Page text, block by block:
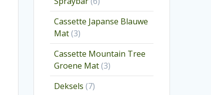
producten
Cassette Japanse Blauwe
Mat 33
producten
Cassette Mountain Tree
Groene Mat 33
producten
Deksels 77